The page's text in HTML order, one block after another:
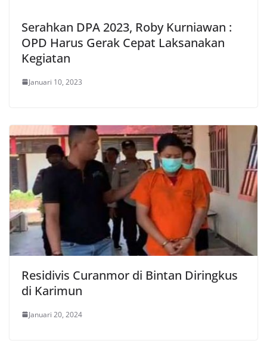
Serahkan DPA 2023, Roby Kurniawan :
OPD Harus Gerak Cepat Laksanakan
Kegiatan
Januari 10, 2023
Residivis Curanmor di Bintan Diringkus
di Karimun
Januari 20, 2024